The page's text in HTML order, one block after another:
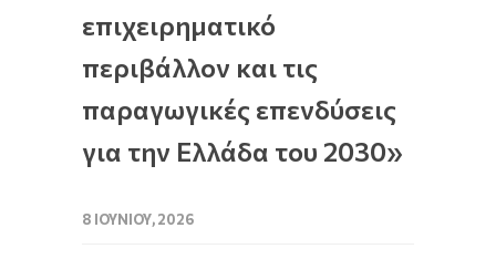
επιχειρηματικό
περιβάλλον και τις
παραγωγικές επενδύσεις
για την Ελλάδα του 2030»
8 ΙΟΥΝΊΟΥ, 2026